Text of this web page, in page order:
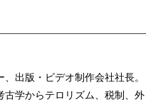
出版・ビデオ制作会社社長。
古学からテロリズム、税制、外